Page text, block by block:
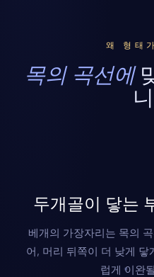
왜 형태
목의 곡선에
두개골이 닿는
베개의 가장자리는 목의
어, 머리 뒤쪽이 더 낮게
럽게 이완